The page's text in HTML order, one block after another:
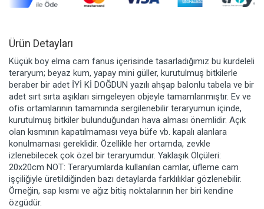
Ürün Detayları
Küçük boy elma cam fanus içerisinde tasarladığımız bu kurdeleli
teraryum; beyaz kum, yapay mini güller, kurutulmuş bitkilerle
beraber bir adet İYİ Kİ DOĞDUN yazılı ahşap balonlu tabela ve bir
adet sırt sırta aşıkları simgeleyen objeyle tamamlanmıştır. Ev ve
ofis ortamlarının tamamında sergilenebilir teraryumun içinde,
kurutulmuş bitkiler bulunduğundan hava alması önemlidir. Açık
olan kısmının kapatılmaması veya büfe vb. kapalı alanlara
konulmaması gereklidir. Özellikle her ortamda, zevkle
izlenebilecek çok özel bir teraryumdur. Yaklaşık Ölçüleri:
20x20cm NOT: Teraryumlarda kullanılan camlar, üfleme cam
işçiliğiyle üretildiğinden bazı detaylarda farklılıklar gözlenebilir.
Örneğin, sap kısmı ve ağız bitiş noktalarının her biri kendine
özgüdür.